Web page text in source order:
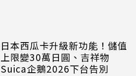
日本西瓜卡升級新功能！儲值
上限變30萬日圓、吉祥物
Suica企鵝2026下台告別